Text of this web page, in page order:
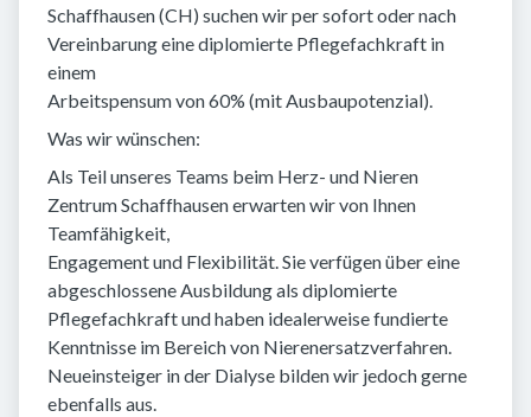
Schaffhausen (CH) suchen wir per sofort oder nach
Vereinbarung eine diplomierte Pflegefachkraft in
einem
Arbeitspensum von 60% (mit Ausbaupotenzial).
Was wir wünschen:
Als Teil unseres Teams beim Herz- und Nieren
Zentrum Schaffhausen erwarten wir von Ihnen
Teamfähigkeit,
Engagement und Flexibilität. Sie verfügen über eine
abgeschlossene Ausbildung als diplomierte
Pflegefachkraft und haben idealerweise fundierte
Kenntnisse im Bereich von Nierenersatzverfahren.
Neueinsteiger in der Dialyse bilden wir jedoch gerne
ebenfalls aus.